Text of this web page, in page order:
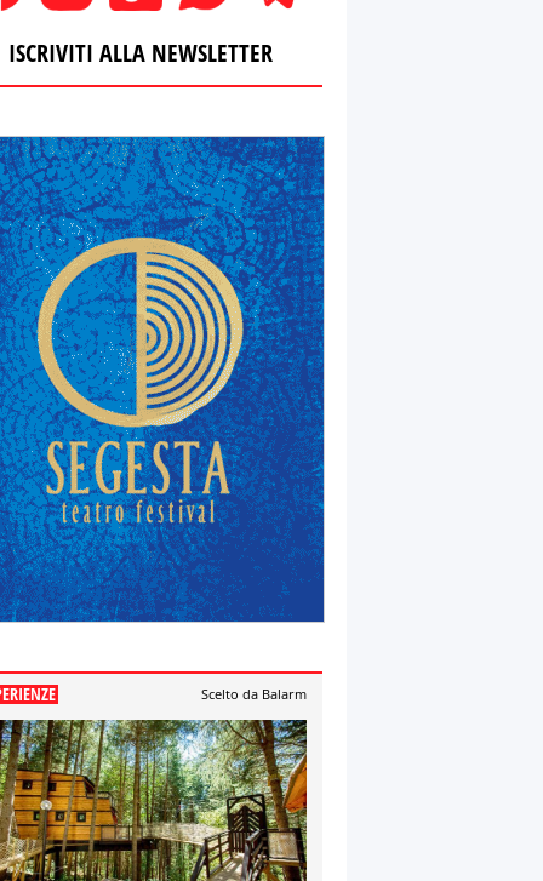
ISCRIVITI ALLA NEWSLETTER
Scelto da Balarm